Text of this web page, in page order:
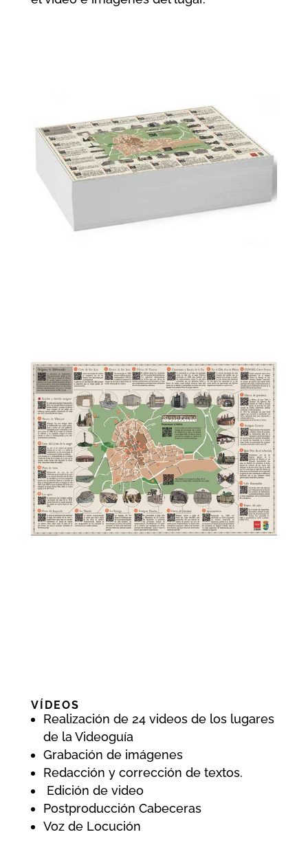
VÍDEOS
Realización de 24 videos de los lugares
de la Videoguía
Grabación de imágenes
Redacción y corrección de textos.
Edición de video
Postproducción Cabeceras
Voz de Locución